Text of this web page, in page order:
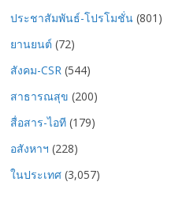
ประชาสัมพันธ์-โปรโมชั่น (801)
ยานยนต์ (72)
สังคม-CSR (544)
สาธารณสุข (200)
สื่อสาร-ไอที (179)
อสังหาฯ (228)
ในประเทศ (3,057)